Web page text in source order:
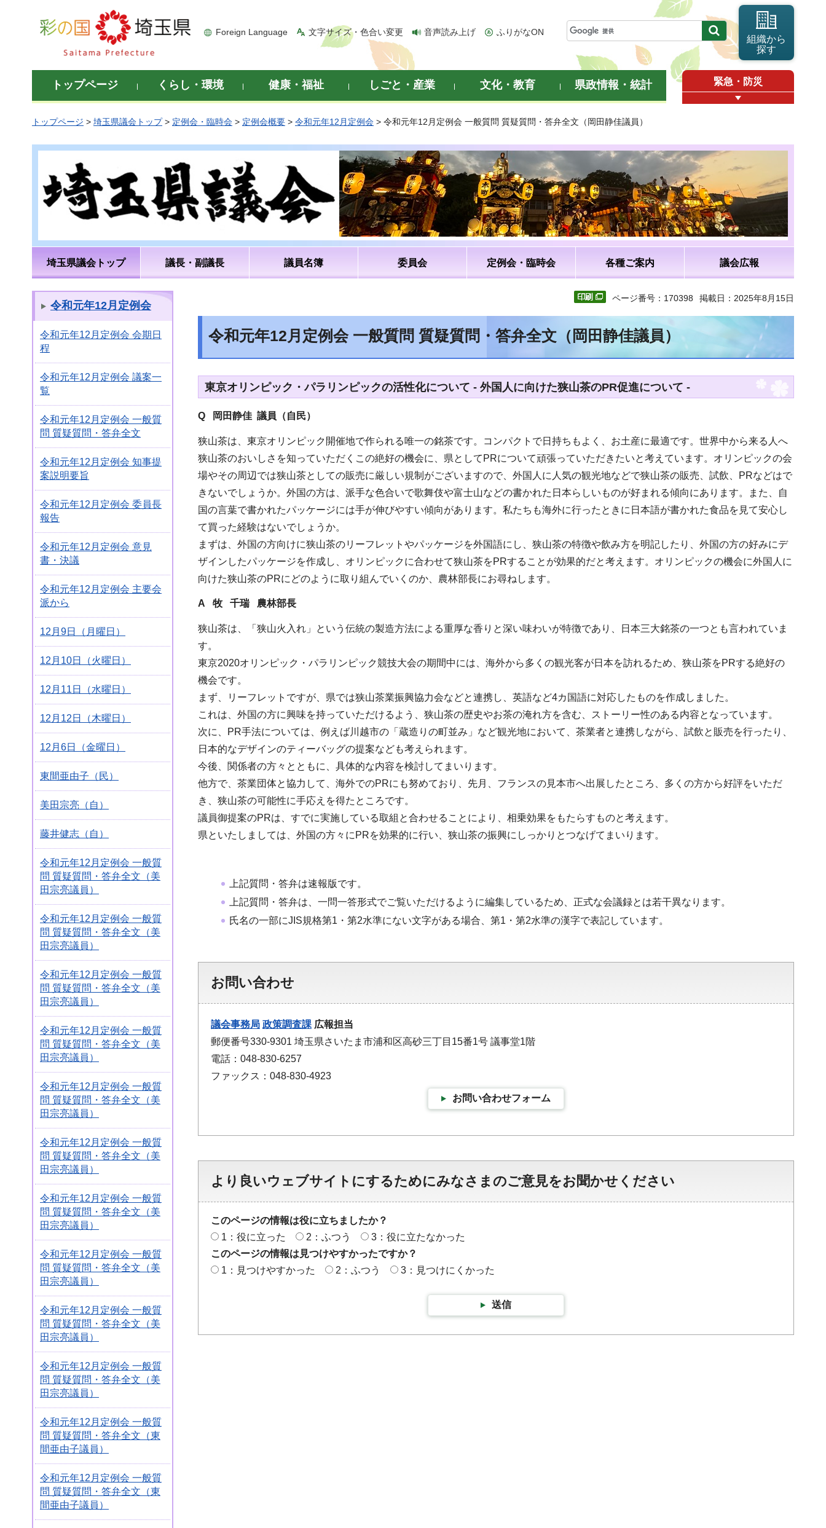
彩の国 埼玉県
Foreign Language 文字サイズ・色合い変更 音声読み上げ ふりがなON
組織から
探す
トップページ くらし・環境 健康・福祉 しごと・産業 文化・教育 県政情報・統計 緊急・防災
トップページ > 埼玉県議会トップ> 定例会・臨時会 > 定例会概要 > 令和元年12月定例会 > 令和元年12月定例会 一般質問 質疑質問・答弁全文（岡田静佳議員）
埼玉県議会トップ 議長・副議長 議員名簿 委員会 定例会・臨時会 各種ご案内 議会広報
令和元年12月定例会
令和元年12月定例会 会期日
程
令和元年12月定例会 議案一
覧
令和元年12月定例会 一般質
問 質疑質問・答弁全文
令和元年12月定例会 知事提
案説明要旨
令和元年12月定例会 委員長
報告
令和元年12月定例会 意見
書・決議
令和元年12月定例会 主要会
派から
12月9日（月曜日）
12月10日（火曜日）
12月11日（水曜日）
12月12日（木曜日）
12月6日（金曜日）
東間亜由子（民）
美田宗亮（自）
藤井健志（自）
令和元年12月定例会 一般質
問 質疑質問・答弁全文（美
田宗亮議員）
令和元年12月定例会 一般質
問 質疑質問・答弁全文（美
田宗亮議員）
令和元年12月定例会 一般質
問 質疑質問・答弁全文（美
田宗亮議員）
令和元年12月定例会 一般質
問 質疑質問・答弁全文（美
田宗亮議員）
令和元年12月定例会 一般質
問 質疑質問・答弁全文（美
田宗亮議員）
令和元年12月定例会 一般質
問 質疑質問・答弁全文（美
田宗亮議員）
令和元年12月定例会 一般質
問 質疑質問・答弁全文（美
田宗亮議員）
令和元年12月定例会 一般質
問 質疑質問・答弁全文（美
田宗亮議員）
令和元年12月定例会 一般質
問 質疑質問・答弁全文（美
田宗亮議員）
令和元年12月定例会 一般質
問 質疑質問・答弁全文（美
田宗亮議員）
令和元年12月定例会 一般質
問 質疑質問・答弁全文（東
間亜由子議員）
令和元年12月定例会 一般質
問 質疑質問・答弁全文（東
間亜由子議員）
ページ番号：170398 掲載日：2025年8月15日
令和元年12月定例会 一般質問 質疑質問・答弁全文（岡田静佳議員）
東京オリンピック・パラリンピックの活性化について - 外国人に向けた狭山茶のPR促進について -
Q 岡田静佳 議員（自民）
狭山茶は、東京オリンピック開催地で作られる唯一の銘茶です。コンパクトで日持ちもよく、お土産に最適です。世界中から来る人へ
狭山茶のおいしさを知っていただくこの絶好の機会に、県としてPRについて頑張っていただきたいと考えています。オリンピックの会
場やその周辺では狭山茶としての販売に厳しい規制がございますので、外国人に人気の観光地などで狭山茶の販売、試飲、PRなどはで
きないでしょうか。外国の方は、派手な色合いで歌舞伎や富士山などの書かれた日本らしいものが好まれる傾向にあります。また、自
国の言葉で書かれたパッケージには手が伸びやすい傾向があります。私たちも海外に行ったときに日本語が書かれた食品を見て安心し
て買った経験はないでしょうか。
まずは、外国の方向けに狭山茶のリーフレットやパッケージを外国語にし、狭山茶の特徴や飲み方を明記したり、外国の方の好みにデ
ザインしたパッケージを作成し、オリンピックに合わせて狭山茶をPRすることが効果的だと考えます。オリンピックの機会に外国人に
向けた狭山茶のPRにどのように取り組んでいくのか、農林部長にお尋ねします。
A 牧 千瑞 農林部長
狭山茶は、「狭山火入れ」という伝統の製造方法による重厚な香りと深い味わいが特徴であり、日本三大銘茶の一つとも言われていま
す。
東京2020オリンピック・パラリンピック競技大会の期間中には、海外から多くの観光客が日本を訪れるため、狭山茶をPRする絶好の
機会です。
まず、リーフレットですが、県では狭山茶業振興協力会などと連携し、英語など4カ国語に対応したものを作成しました。
これは、外国の方に興味を持っていただけるよう、狭山茶の歴史やお茶の淹れ方を含む、ストーリー性のある内容となっています。
次に、PR手法については、例えば川越市の「蔵造りの町並み」など観光地において、茶業者と連携しながら、試飲と販売を行ったり、
日本的なデザインのティーバッグの提案なども考えられます。
今後、関係者の方々とともに、具体的な内容を検討してまいります。
他方で、茶業団体と協力して、海外でのPRにも努めており、先月、フランスの見本市へ出展したところ、多くの方から好評をいただ
き、狭山茶の可能性に手応えを得たところです。
議員御提案のPRは、すでに実施している取組と合わせることにより、相乗効果をもたらすものと考えます。
県といたしましては、外国の方々にPRを効果的に行い、狭山茶の振興にしっかりとつなげてまいります。
上記質問・答弁は速報版です。
上記質問・答弁は、一問一答形式でご覧いただけるように編集しているため、正式な会議録とは若干異なります。
氏名の一部にJIS規格第1・第2水準にない文字がある場合、第1・第2水準の漢字で表記しています。
お問い合わせ
議会事務局 政策調査課 広報担当
郵便番号330-9301 埼玉県さいたま市浦和区高砂三丁目15番1号 議事堂1階
電話：048-830-6257
ファックス：048-830-4923
お問い合わせフォーム
より良いウェブサイトにするためにみなさまのご意見をお聞かせください
このページの情報は役に立ちましたか？
1：役に立った
2：ふつう
3：役に立たなかった
このページの情報は見つけやすかったですか？
1：見つけやすかった
2：ふつう 3：見つけにくかった
送信